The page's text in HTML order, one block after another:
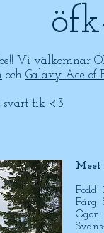
Vi välkomnar
och Galaxy Ace of
svart tik <3
Född:
Färg: